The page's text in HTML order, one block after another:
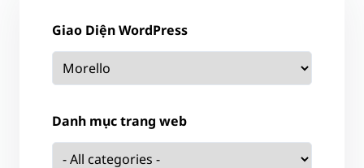
Giao Diện WordPress
Danh mục trang web